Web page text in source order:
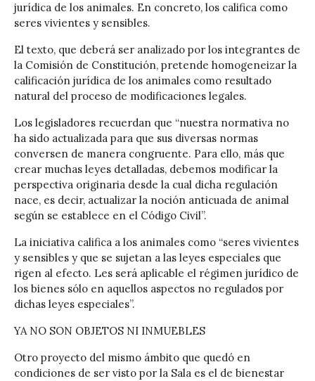
jurídica de los animales. En concreto, los califica como
seres vivientes y sensibles.
El texto, que deberá ser analizado por los integrantes de
la Comisión de Constitución, pretende homogeneizar la
calificación jurídica de los animales como resultado
natural del proceso de modificaciones legales.
Los legisladores recuerdan que “nuestra normativa no
ha sido actualizada para que sus diversas normas
conversen de manera congruente. Para ello, más que
crear muchas leyes detalladas, debemos modificar la
perspectiva originaria desde la cual dicha regulación
nace, es decir, actualizar la noción anticuada de animal
según se establece en el Código Civil”.
La iniciativa califica a los animales como “seres vivientes
y sensibles y que se sujetan a las leyes especiales que
rigen al efecto. Les será aplicable el régimen jurídico de
los bienes sólo en aquellos aspectos no regulados por
dichas leyes especiales”.
YA NO SON OBJETOS NI INMUEBLES
Otro proyecto del mismo ámbito que quedó en
condiciones de ser visto por la Sala es el de bienestar